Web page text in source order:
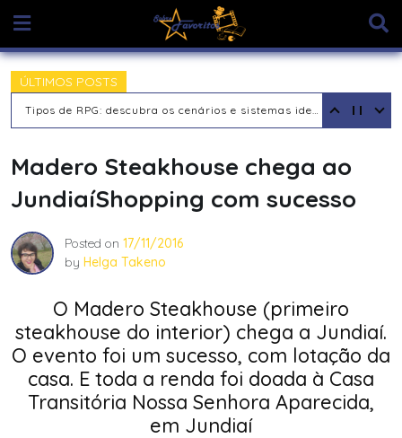
content
ÚLTIMOS POSTS
Tipos de Jogadores de RPG de Mesa: descubra seu arquétipo
Madero Steakhouse chega ao
JundiaíShopping com sucesso
Posted on 17/11/2016
by Helga Takeno
O Madero Steakhouse (primeiro
steakhouse do interior) chega a Jundiaí.
O evento foi um sucesso, com lotação da
casa. E toda a renda foi doada à Casa
Transitória Nossa Senhora Aparecida,
em Jundiaí